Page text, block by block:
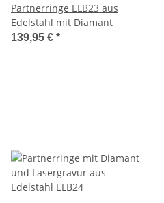
Partnerringe ELB23 aus
Edelstahl mit Diamant
139,95 € *